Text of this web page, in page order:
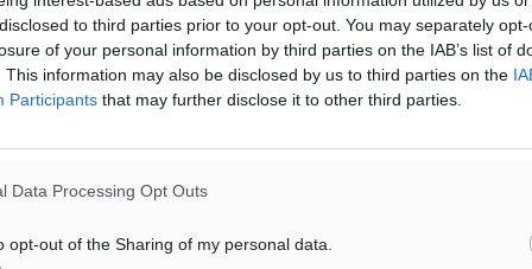
to third parties prior to your opt-out. You may separately
of your personal information by third parties on the IAB’s list of
This information may also be disclosed by us to third parties on the
Participants that may further disclose it to other third parties.
Data Processing Opt Outs
opt-out of the Sharing of my personal data.
αναζήτησης
στις σχέσεις εργοδοτών –
εργαζομένων
στον τουρισμό καθώς
σιγά –…